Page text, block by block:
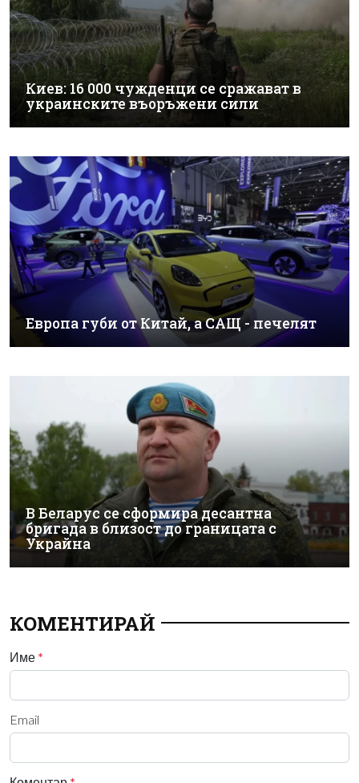
Киев: 16 000 чужденци се сражават в
украинските въоръжени сили
Европа губи от Китай, а САЩ - печелят
В Беларус се сформира десантна
бригада в близост до границата с
Украйна
КОМЕНТИРАЙ
Име *
Email